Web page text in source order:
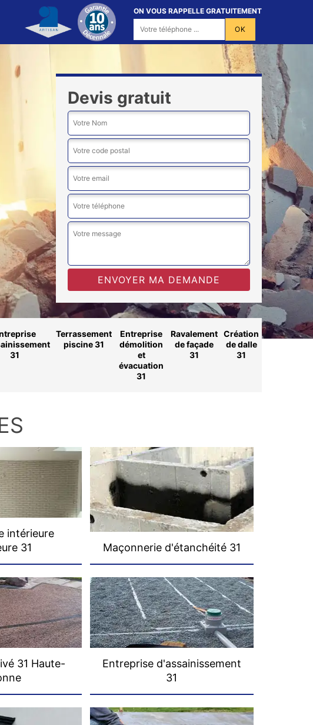
ON VOUS RAPPELLE GRATUITEMENT
Devis gratuit
31
Terrassement
piscine 31
Entreprise
démolition
et
évacuation
31
Ravalement
de façade
31
Création
de dalle
31
intérieure
31
Maçonnerie d'étanchéité 31
31 Haute-
Entreprise d'assainissement
31